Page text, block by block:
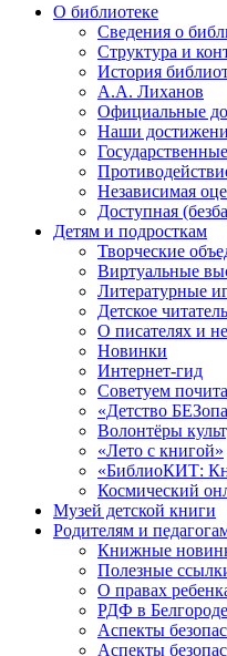
О библиотеке
Сведения о
Структура и
История
А.А. Лиханов
Официальные
Наши
Независимая
Доступная
Детям и подросткам
Творческие
Виртуальные
Литературные
Детское
О писателях и
Новинки
Интернет-гид
Советуем
«Детство
Волонтёры
«Лето с книгой»
«БиблиоКИТ:
Космический
Музей детской книги
Родителям и
Книжные
Полезные
О правах
РДФ в Белгороде
Аспекты
Аспекты